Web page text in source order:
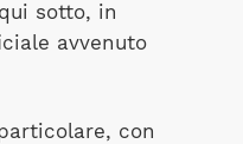
sotto, in
avvenuto
con